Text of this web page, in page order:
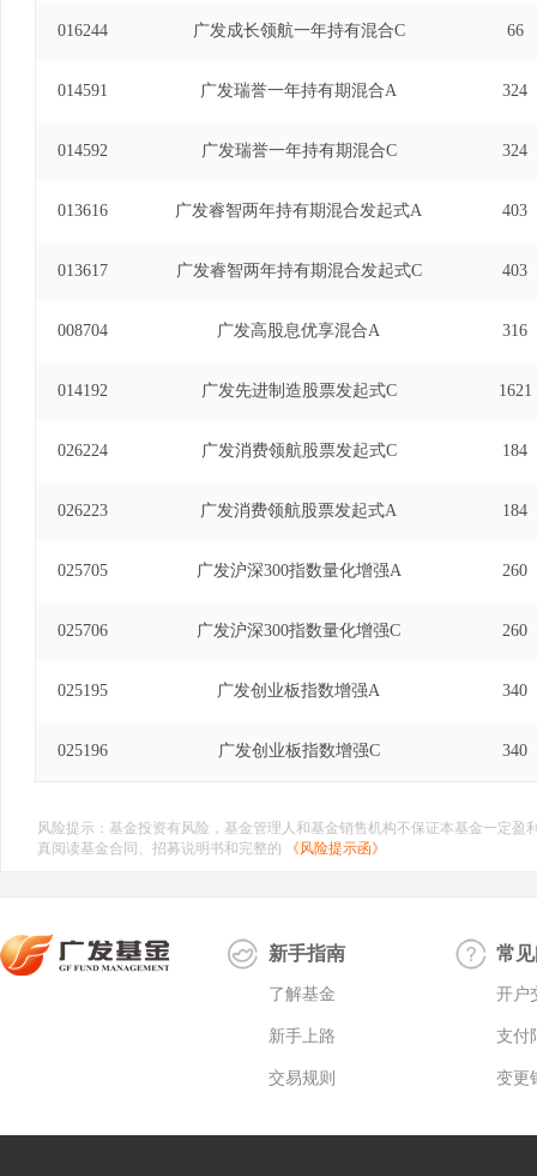
016244 广发成长领航一年持有混合C 66
014591 广发瑞誉一年持有期混合A 324
014592 广发瑞誉一年持有期混合C 324
013616 广发睿智两年持有期混合发起式A 403
013617 广发睿智两年持有期混合发起式C 403
008704 广发高股息优享混合A 316
014192 广发先进制造股票发起式C 1621
026224 广发消费领航股票发起式C 184
026223 广发消费领航股票发起式A 184
025705 广发沪深300指数量化增强A 260
025706 广发沪深300指数量化增强C 260
025195 广发创业板指数增强A 340
025196 广发创业板指数增强C 340
风险提示：基金投资有风险，基金管理人和基金销售机构不保证本基金一定
真阅读基金合同、招募说明书和完整的
《风险提示函》
新手指南
了解基金
新手上路
交易规则
常
开户
支付
变更